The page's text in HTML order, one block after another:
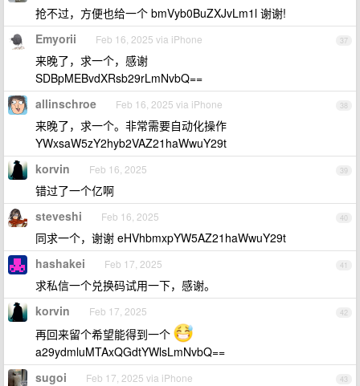
抢不过，方便也给一个 bmVyb0BuZXJvLm1l 谢谢!
37
Emyorii Feb 16, 2025 via iPhone
来晚了，求一个，感谢
SDBpMEBvdXRsb29rLmNvbQ==
38
allinschroe Feb 16, 2025 via iPhone
来晚了，求一个。非常需要自动化操作
YWxsaW5zY2hyb2VAZ21haWwuY29t
39
korvin Feb 16, 2025
错过了一个亿啊
40
steveshi Feb 16, 2025
同求一个，谢谢 eHVhbmxpYW5AZ21haWwuY29t
41
hashakei Feb 17, 2025
求私信一个兑换码试用一下，感谢。
42
korvin Feb 17, 2025
再回来留个希望能得到一个
a29ydmluMTAxQGdtYWlsLmNvbQ==
43
sugoi Feb 17, 2025 via iPhone